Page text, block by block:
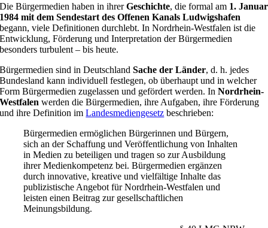
Die Bürgermedien haben in ihrerGeschichte, die formal am 1. Januar
1984 mit dem Sendestart des Offenen Kanals Ludwigshafen
begann, viele Definitionen durchlebt. In Nordrhein-Westfalen ist die
Entwicklung, Förderung und Interpretation der Bürgermedien
besonders turbulent – bis heute.
Bürgermedien sind in DeutschlandSache der Länder, d. h. jedes
Bundesland kann individuell festlegen, ob überhaupt und in welcher
Form Bürgermedien zugelassen und gefördert werden. InNordrhein-
Westfalen werden die Bürgermedien, ihre Aufgaben, ihre Förderung
und ihre Definition imLandesmediengesetz beschrieben:
Bürgermedien ermöglichen Bürgerinnen und Bürgern,
sich an der Schaffung und Veröffentlichung von Inhalten
in Medien zu beteiligen und tragen so zur Ausbildung
ihrer Medienkompetenz bei. Bürgermedien ergänzen
durch innovative, kreative und vielfältige Inhalte das
publizistische Angebot für Nordrhein-Westfalen und
leisten einen Beitrag zur gesellschaftlichen
Meinungsbildung.